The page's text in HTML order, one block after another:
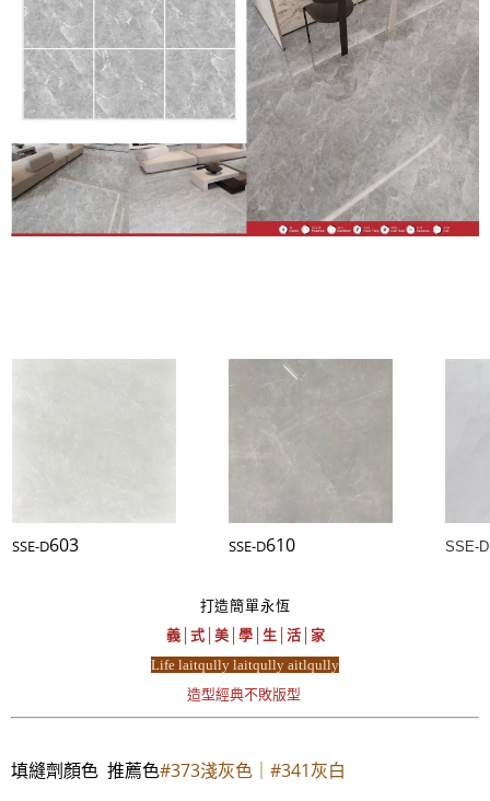
SSE-D603 SSE-D610 SSE-D
打造簡單永恆
義│式│美│學│生│活│家
Life laitqully laitqully aitlqully
造型經典不敗版型
填縫劑顏色 推薦色#373淺灰色｜#341灰白